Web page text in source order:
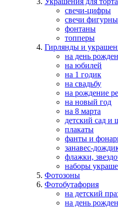
свечи-цифры
свечи
фонтаны
топперы
Гирлянды и
на день
на юбилей
на 1 годик
на свадьбу
на рождение
на новый год
на 8 марта
детский сад и
плакаты
фанты и
занавес-
флажки,
наборы
Фотозоны
Фотобутафория
на детский
на день